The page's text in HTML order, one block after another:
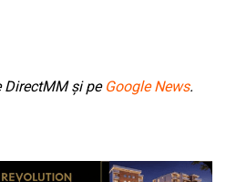
și pe Google News.